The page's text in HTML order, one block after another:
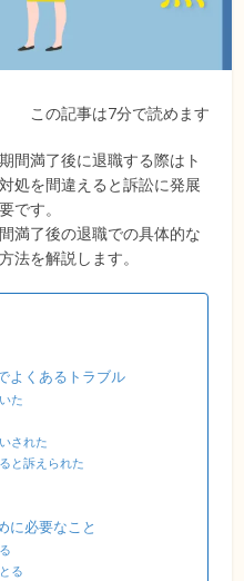
この記事は7分で読めます
間満了後に退職する際はト
処を間違えると訴訟に発展
です。
満了後の退職での具体的な
法を解説します。
よくあるトラブル
た
された
と訴えられた
に必要なこと
る